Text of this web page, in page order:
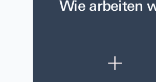
Wie arbeiten
+